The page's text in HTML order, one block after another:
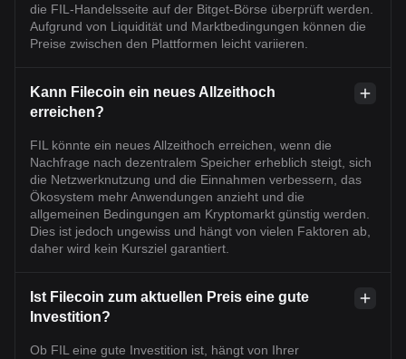
die FIL-Handelsseite auf der Bitget-Börse überprüft werden.
Aufgrund von Liquidität und Marktbedingungen können die
Preise zwischen den Plattformen leicht variieren.
Kann Filecoin ein neues Allzeithoch
erreichen?
FIL könnte ein neues Allzeithoch erreichen, wenn die
Nachfrage nach dezentralem Speicher erheblich steigt, sich
die Netzwerknutzung und die Einnahmen verbessern, das
Ökosystem mehr Anwendungen anzieht und die
allgemeinen Bedingungen am Kryptomarkt günstig werden.
Dies ist jedoch ungewiss und hängt von vielen Faktoren ab,
daher wird kein Kursziel garantiert.
Ist Filecoin zum aktuellen Preis eine gute
Investition?
Ob FIL eine gute Investition ist, hängt von Ihrer